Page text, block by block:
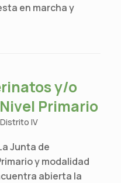
en marcha y
y/o
Primario
Distrito IV
Junta de
y modalidad
abierta la